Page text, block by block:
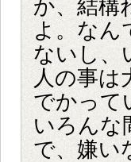
か、結構
よ。なん
ないし、
人の事は
でかって
いろんな
で、嫌い